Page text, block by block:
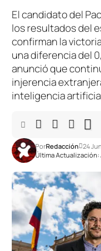
El candidato del
los resultados del
confirman la
una diferencia del
anunció que
injerencia
inteligencia
Última Actualización:
PorRedacción 24